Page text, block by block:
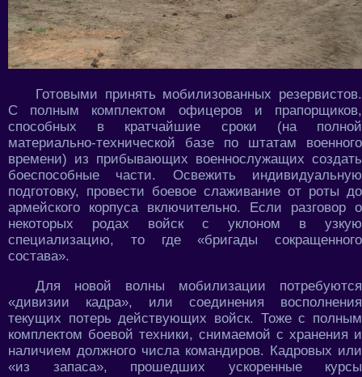
Готовыми принять мобилизованных резервистов.
С полным комплектом офицеров и прапорщиков,
способных в кратчайшие сроки (на полной
материально-технической базе по штатам военного
времени) из прибывающих военнослужащих создать
боеспособные части. Освежить индивидуальную
подготовку, провести боевое слаживание от роты до
армейского корпуса включительно. Если разговор о
некоторых родах войск с уклоном в узкую
специализацию, то где «бригады сокращенного
состава».
Для новой волны мобилизации потребуются
«дивизии кадра», или соединения восполнения
текущих потерь действующих войск. Тоже с полным
комплектом боевой техники, снимаемой с хранения и
наличием должного числа командиров. Кадровых или
«из запаса», прошедших ускоренные курсы